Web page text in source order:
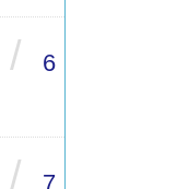
/ 6
/ 7